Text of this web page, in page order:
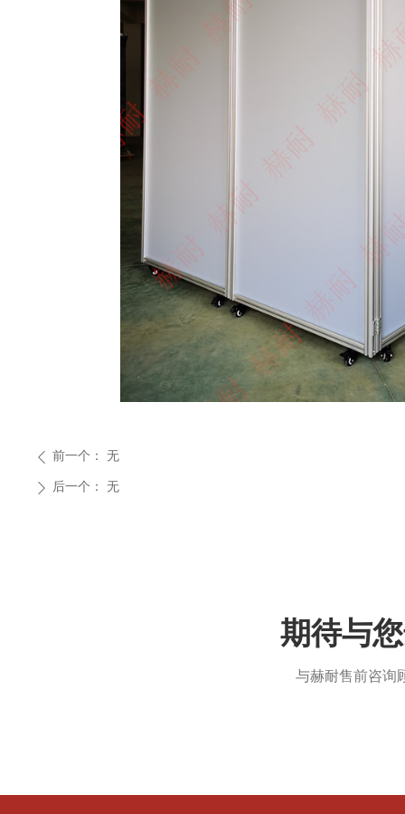
ꄲ 后一个： 无
ꄴ 前一个： 无
期待与
与赫耐售前咨询